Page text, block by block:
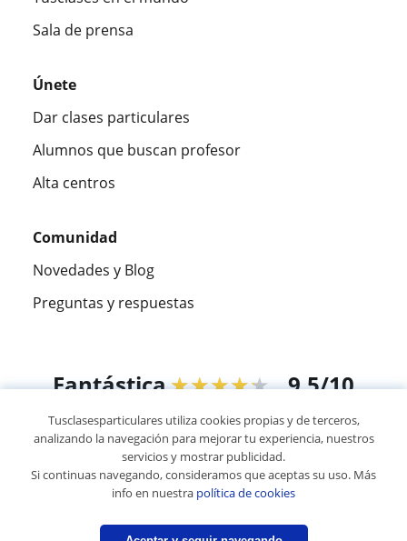
Sala de prensa
Únete
Dar clases particulares
Alumnos que buscan profesor
Alta centros
Comunidad
Novedades y Blog
Preguntas y respuestas
Fantástica★★★★★ 9,5/10
305915opiniones de alumnos
© 2007 - 2026 Tus clases particulares
Mapa web:Profesores particulares
Tusclasesparticulares utiliza cookies propias y de terceros,
analizando la navegación para mejorar tu experiencia, nuestros
servicios y mostrar publicidad.
Si continuas navegando, consideramos que aceptas su uso. Más
info en nuestra política de cookies